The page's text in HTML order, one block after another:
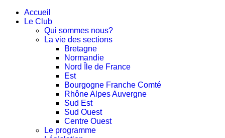
Accueil
Le Club
Qui sommes nous?
La vie des sections
Bretagne
Normandie
Nord Île de France
Est
Bourgogne Franche Comté
Rhône Alpes Auvergne
Sud Est
Sud Ouest
Centre Ouest
Le programme